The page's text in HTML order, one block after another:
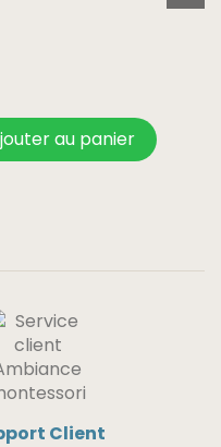
au panier
Client